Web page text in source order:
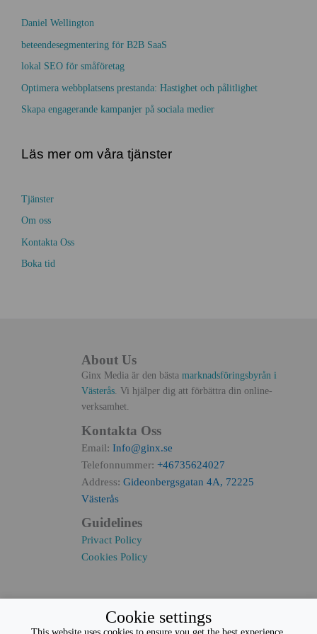
Cookie settings
rDaniel Wellington
beteendesegmentering för B2B SaaS
lokal SEO för småföretag
Optimera webbplatsens prestanda: Hastighet och pålitlighet
Skapa engagerande kampanjer på sociala medier
Läs mer om våra tjänster
Tjänster
Om oss
Kontakta Oss
Boka tid
About Us
Ginx Media är den bästa marknadsföringsbyrån i
Västerås. Vi hjälper dig att förbättra din online-
verksamhet.
Kontakta Oss
Email: Info@ginx.se
Telefonnummer: +46735624027
Address: Gideonbergsgatan 4A, 72225
Västerås
Guidelines
Privact Policy
Cookies Policy